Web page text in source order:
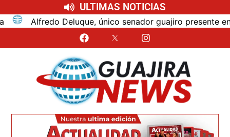
ULTIMAS NOTICIAS
Alfredo Deluque, único senador guajiro presente en la